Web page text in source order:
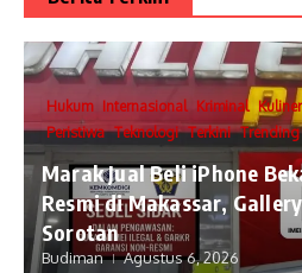
Hukum Internasional Kriminal Kuliner
Peristiwa Teknologi Terkini Trending
​Marak Jual Beli iPhone
Resmi di Makassar,
Sorotan
Budiman Agustus 6, 2026